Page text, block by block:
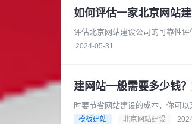
如何评估一家北京网站
评估北京网站建设公司的可靠性
的官方网站或参考案例，了解它们
2024-05-31
建网站一般需要多少钱
时要节省网站建设的成本，你可
类型。例如，如果你的业务相对
模板建站 北京网站建设